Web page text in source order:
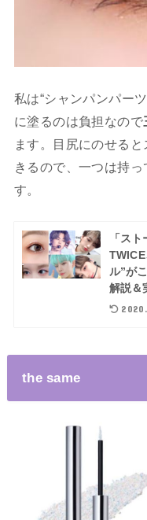
私は“シャンパンパー
に塗るのは負担なので
ます。目尻にのせる
きるので、一つは持
す。
「ス
ル”が
解説＆
the same